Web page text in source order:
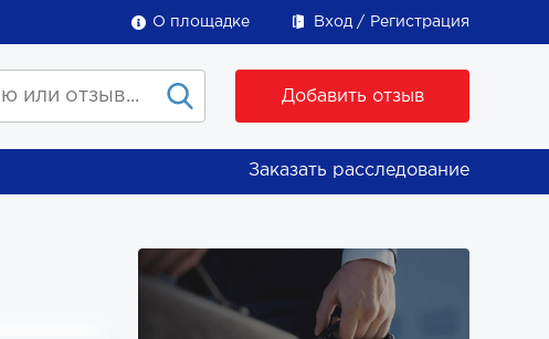
О площадке Вход Регистрация
Добавить отзыв
Заказать расследование